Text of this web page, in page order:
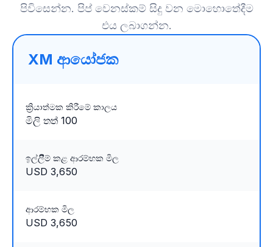
පිවිසෙන්න. පිප් වෙනස්කම් සිදු වන මොහොතේදීම
එය ලබාගන්න.
XM ආයෝජක
ක්‍රියාත්මක කිරීමේ කාලය
මිලි තත් 100
ඉල්ලීිම් කළ ආරම්භක මිල
USD 3,650
ආරම්භක මිල
USD 3,650